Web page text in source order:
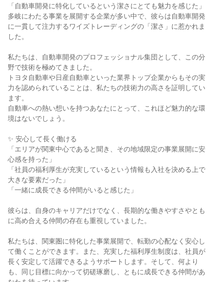
「自動車開発に特化しているという潔さにとても魅力を感じた」
多岐にわたる事業を展開する企業が多い中で、彼らは自動車開発
に一貫して注力するワイズトレーディングの「潔さ」に惹かれま
した。
私たちは、自動車開発のプロフェッショナル集団として、この分
野で技術を極めてきました。
トヨタ自動車や日産自動車といった業界トップ企業からもその実
力を認められていることは、私たちの技術力の高さを証明してい
ます。
自動車への熱い想いを持つあなたにとって、これほど魅力的な環
境はないでしょう。
✨ 安心して長く働ける
「エリアが関東中心であると聞き、その地域限定の事業展開に安
心感を持った」
「社員の福利厚生が充実しているという情報も入社を決める上で
大きな要素だった」
「一緒に成長できる仲間がいると感じた」
彼らは、自身のキャリアだけでなく、長期的な働きやすさやとも
に高め合える仲間の存在も重視していました。
私たちは、関東圏に特化した事業展開で、転勤の心配なく安心し
て働くことができます。また、充実した福利厚生制度は、社員が
長く安定して活躍できるようサポートします。そして、何より
も、同じ目標に向かって切磋琢磨し、ともに成長できる仲間があ